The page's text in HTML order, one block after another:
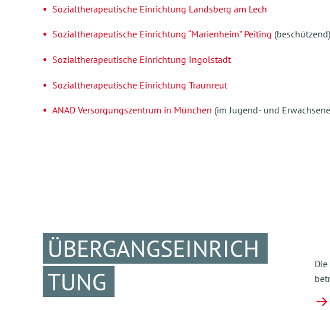
Sozialtherapeutische Einrichtung Landsberg am Lech
Sozialtherapeutische Einrichtung “Marienheim” Peiting (beschützend)
Sozialtherapeutische Einrichtung Ingolstadt
Sozialtherapeutische Einrichtung Traunreut
ANAD Versorgungszentrum in München (im Jugend- und
ÜBERGANGSEINRICH
TUNG